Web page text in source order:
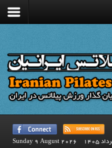
Sunday 9 August 2026